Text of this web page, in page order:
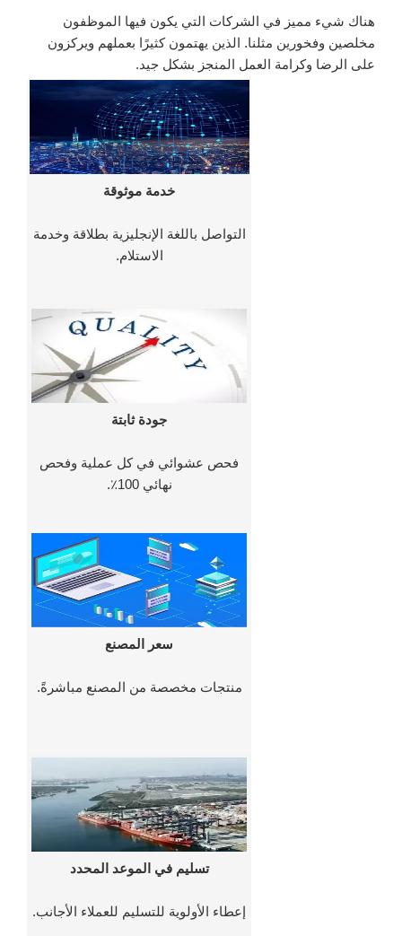
هناك شيء مميز في الشركات التي يكون فيها الموظفون
مخلصين وفخورين مثلنا. الذين يهتمون كثيرًا بعملهم ويركزون
على الرضا وكرامة العمل المنجز بشكل جيد.
خدمة موثوقة
التواصل باللغة الإنجليزية بطلاقة وخدمة
الاستلام.
جودة ثابتة
فحص عشوائي في كل عملية وفحص
نهائي 100٪.
سعر المصنع
منتجات مخصصة من المصنع مباشرةً.
تسليم في الموعد المحدد
إعطاء الأولوية للتسليم للعملاء الأجانب.